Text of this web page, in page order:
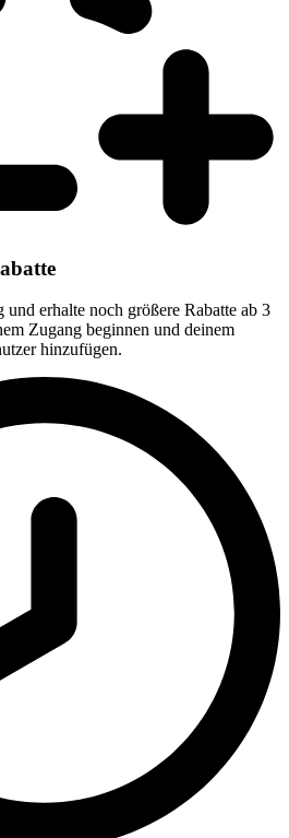
erhalte noch größere Rabatte ab 3
Zugang beginnen und deinem
hinzufügen.